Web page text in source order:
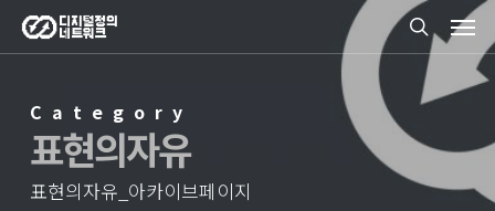
Skip
to
content
search
Category
표현의자유
표현의자유_아카이브페이지